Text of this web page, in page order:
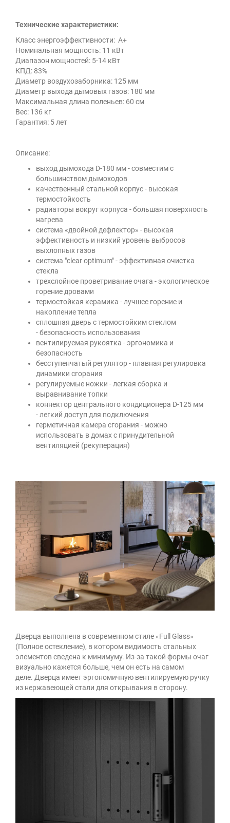
Технические характеристики:
Класс энергоэффективности: А+
Номинальная мощность: 11 кВт
Диапазон мощностей: 5-14 кВт
КПД: 83%
Диаметр воздухозаборника: 125 мм
Диаметр выхода дымовых газов: 180 мм
Максимальная длина поленьев: 60 см
Вес: 136 кг
Гарантия: 5 лет
Описание:
выход дымохода D-180 мм - совместим с
большинством дымоходов
качественный стальной корпус - высокая
термостойкость
радиаторы вокруг корпуса - большая поверхность
нагрева
система «двойной дефлектор» - высокая
эффективность и низкий уровень выбросов
выхлопных газов
система "clear optimum" - эффективная очистка
стекла
трехслойное проветривание очага - экологическое
горение дровами
термостойкая керамика - лучшее горение и
накопление тепла
сплошная дверь с термостойким стеклом
- безопасность использования
вентилируемая рукоятка - эргономика и
безопасность
бесступенчатый регулятор - плавная регулировка
динамики сгорания
регулируемые ножки - легкая сборка и
выравнивание топки
коннектор центрального кондиционера D-125 мм
- легкий доступ для подключения
герметичная камера сгорания - можно
использовать в домах с принудительной
вентиляцией (рекуперация)
Дверца выполнена в современном стиле «Full Glass»
(Полное остекление), в котором видимость стальных
элементов сведена к минимуму. Из-за такой формы очаг
визуально кажется больше, чем он есть на самом
деле. Дверца имеет эргономичную вентилируемую ручку
из нержавеющей стали для открывания в сторону.